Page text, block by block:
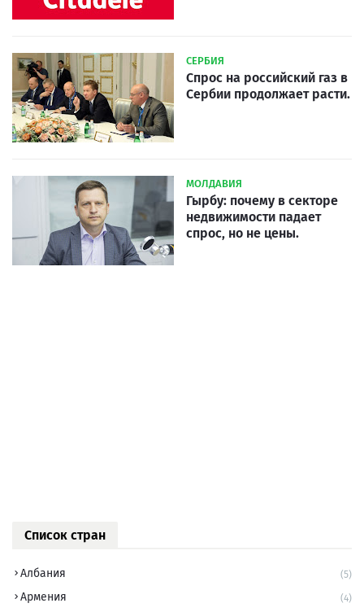
СЕРБИЯ
Спрос на российский газ в
Сербии продолжает расти.
МОЛДАВИЯ
Гырбу: почему в секторе
недвижимости падает
спрос, но не цены.
Список стран
Албания (5)
Армения (4)